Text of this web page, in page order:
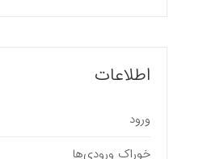
اطلاعات
ورود
خوراک ورودی‌ها